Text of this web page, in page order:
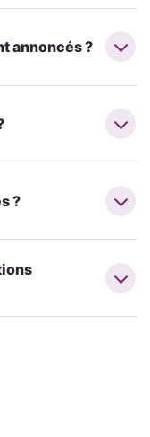
annoncés ?
?